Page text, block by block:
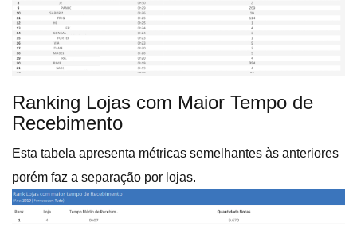
Ranking Lojas com Maior Tempo de
Recebimento
Esta tabela apresenta métricas semelhantes às anteriores
porém faz a separação por lojas.